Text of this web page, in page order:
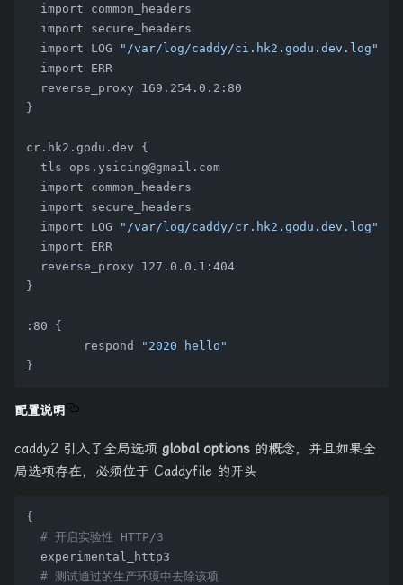
  import common_headers
  import secure_headers
  import LOG
"/var/log/caddy/ci.hk2.godu.dev.log"
  import ERR
  reverse_proxy 169.254.0.2:80
}
cr.hk2.godu.dev {
  tls ops.ysicing@gmail.com
  import common_headers
  import secure_headers
  import LOG
"/var/log/caddy/cr.hk2.godu.dev.log"
  import ERR
  reverse_proxy 127.0.0.1:404
}
:80 {
        respond
"2020 hello"
配置说明
caddy2 引入了全局选项 global options 的概念，并且如果全
局选项存在，必须位于 Caddyfile 的开头
{
# 开启实验性 HTTP/3
  experimental_http3
# 测试通过的生产环境中去除该项